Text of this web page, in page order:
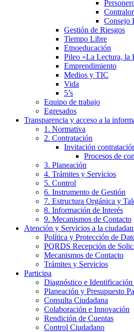
Consejo
Gestión de Riesgos
Tiempo Libre
Etnoeducación
Pileo «La Lectura, la
Emprendimiento
Medios y TIC
Vida
5’s
Equipo de trabajo
Egresados
Transparencia y acceso a la
1. Normativa
2. Contratación
Invitación
Procesos de
3. Planeación
4. Trámites y Servicios
5. Control
6. Instrumento de Gestión
7. Estructura Orgánica y
8. Información de Interés
9. Mecanismos de Contacto
Atención y Servicios a la
Política y Protección de
PQRDS Recepción de
Mecanismos de Contacto
Trámites y Servicios
Participa
Diagnóstico e Identificación
Planeación y Presupuesto
Consulta Ciudadana
Colaboración e Innovación
Rendición de Cuentas
Control Ciudadano